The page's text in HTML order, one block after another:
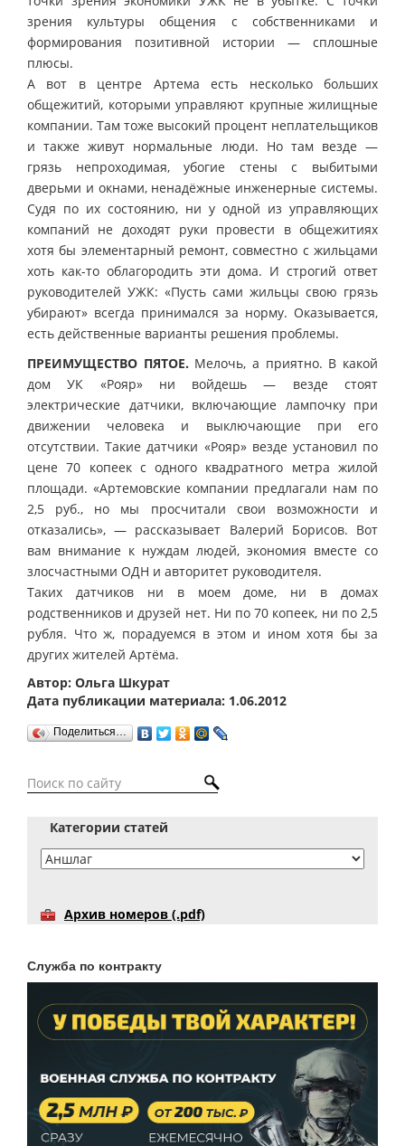
зрения культуры общения с собственниками и
формирования позитивной истории — сплошные
плюсы.
А вот в центре Артема есть несколько больших
общежитий, которыми управляют крупные жилищные
компании. Там тоже высокий процент неплательщиков
и также живут нормальные люди. Но там везде —
грязь непроходимая, убогие стены с выбитыми
дверьми и окнами, ненадёжные инженерные системы.
Судя по их состоянию, ни у одной из управляющих
компаний не доходят руки провести в общежитиях
хотя бы элементарный ремонт, совместно с жильцами
хоть как-то облагородить эти дома. И строгий ответ
руководителей УЖК: «Пусть сами жильцы свою грязь
убирают» всегда принимался за норму. Оказывается,
есть действенные варианты решения проблемы.
ПРЕИМУЩЕСТВО ПЯТОЕ. Мелочь, а приятно. В какой
дом УК «Рояр» ни войдешь — везде стоят
электрические датчики, включающие лампочку при
движении человека и выключающие при его
отсутствии. Такие датчики «Рояр» везде установил по
цене 70 копеек с одного квадратного метра жилой
площади. «Артемовские компании предлагали нам по
2,5 руб., но мы просчитали свои возможности и
отказались», — рассказывает Валерий Борисов. Вот
вам внимание к нуждам людей, экономия вместе со
злосчастными ОДН и авторитет руководителя.
Таких датчиков ни в моем доме, ни в домах
родственников и друзей нет. Ни по 70 копеек, ни по 2,5
рубля. Что ж, порадуемся в этом и ином хотя бы за
других жителей Артёма.
Автор: Ольга Шкурат
Дата публикации материала: 1.06.2012
Поделиться…
Категории статей
Архив номеров (.pdf)
Служба по контракту